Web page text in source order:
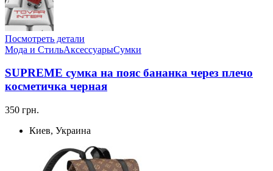
Посмотреть детали
Мода и СтильАксессуарыСумки
SUPREME сумка на пояс бананка через плечо
косметичка черная
350 грн.
Киев, Украина